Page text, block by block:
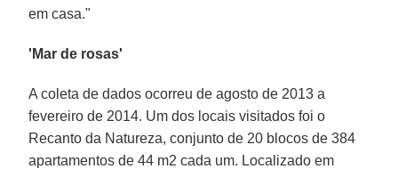
em casa."
'Mar de rosas'
A coleta de dados ocorreu de agosto de 2013 a
fevereiro de 2014. Um dos locais visitados foi o
Recanto da Natureza, conjunto de 20 blocos de 384
apartamentos de 44 m2 cada um. Localizado em